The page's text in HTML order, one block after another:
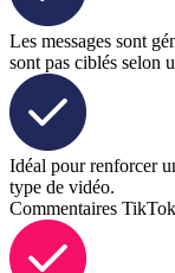
Les messages sont
sont pas ciblés selon
Idéal pour renforcer
type de vidéo.
Commentaires